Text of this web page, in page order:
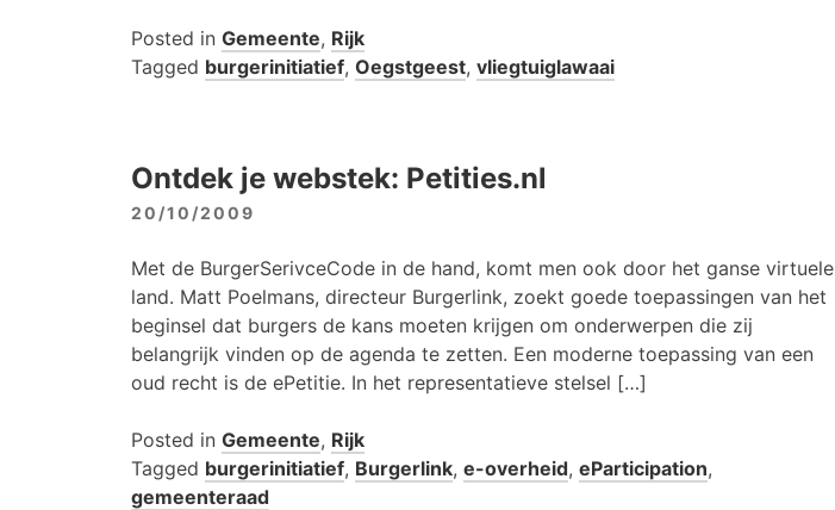
Posted in Gemeente, Rijk
Tagged burgerinitiatief, Oegstgeest, vliegtuiglawaai
Ontdek je webstek: Petities.nl
20/10/2009
Met de BurgerSerivceCode in de hand, komt men ook door het ganse virtuele
land. Matt Poelmans, directeur Burgerlink, zoekt goede toepassingen van het
beginsel dat burgers de kans moeten krijgen om onderwerpen die zij
belangrijk vinden op de agenda te zetten. Een moderne toepassing van een
oud recht is de ePetitie. In het representatieve stelsel […]
Posted in Gemeente, Rijk
Tagged burgerinitiatief, Burgerlink, e-overheid, eParticipation,
gemeenteraad